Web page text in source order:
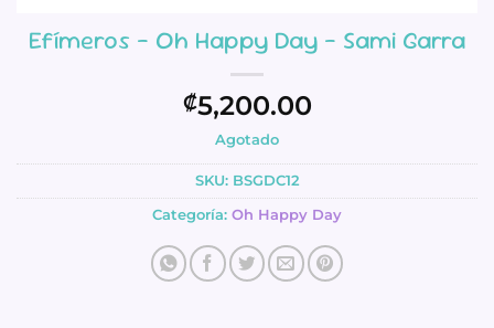
Efímeros – Oh Happy Day – Sami Garra
₡5,200.00
Agotado
SKU: BSGDC12
Categoría: Oh Happy Day